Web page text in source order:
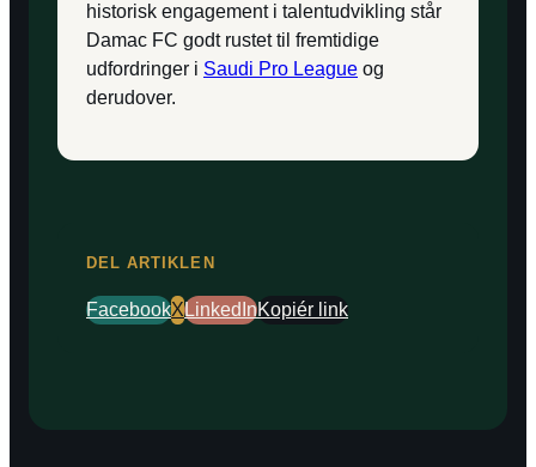
historisk engagement i talentudvikling står
Damac FC godt rustet til fremtidige
udfordringer i Saudi Pro League og
derudover.
DEL ARTIKLEN
FacebookXLinkedInKopiér link